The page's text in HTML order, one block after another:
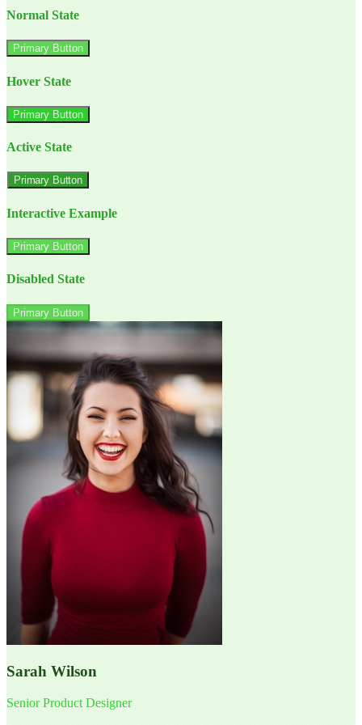
Normal State
Primary Button
Hover State
Primary Button
Active State
Primary Button
Interactive Example
Primary Button
Disabled State
Primary Button
Sarah Wilson
Senior Product Designer